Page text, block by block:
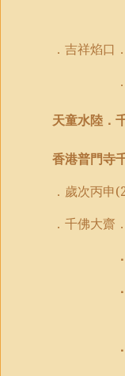
．吉祥焰口
天童水陸．
香港普門寺
．歲次丙申
．千佛大齋．
．
．